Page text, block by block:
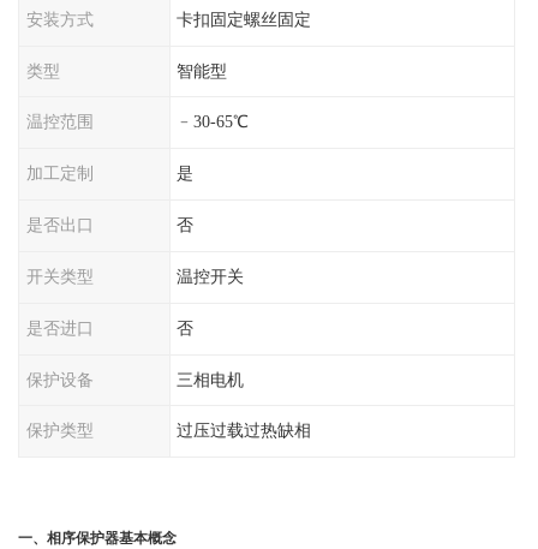
安装方式 卡扣固定螺丝固定
类型 智能型
温控范围 ﹣30-65℃
加工定制 是
是否出口 否
开关类型 温控开关
是否进口 否
保护设备 三相电机
保护类型 过压过载过热缺相
一、 相序保护器基本概念